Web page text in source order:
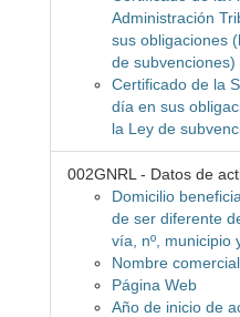
Administración
sus obligaciones
de subvenciones)
Certificado de la
día en sus
la Ley de
002GNRL - Datos de
Domicilio
de ser diferente
vía, nº, municipio
Nombre comercial
Página Web
Año de inicio de